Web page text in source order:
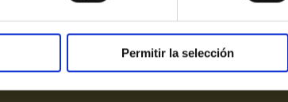
Permitir la selección